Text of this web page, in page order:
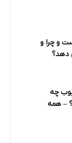
و چرا و
دهد؟
چه
– همه